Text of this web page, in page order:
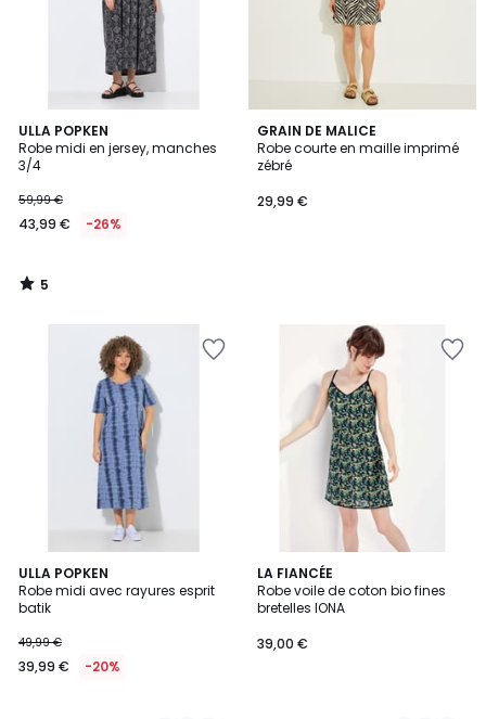
ULLA POPKEN
Robe midi en jersey, manches
3/4
59,99 €
43,99 € -26%
5
/
5
5
/
GRAIN DE MALICE
Robe courte en maille imprimé
zébré
29,99 €
ULLA POPKEN
Robe midi avec rayures esprit
batik
49,99 €
39,99 € -20%
2
Couleurs
LA FIANCÉE
Robe voile de coton bio fines
bretelles IONA
39,00 €
7
Couleurs